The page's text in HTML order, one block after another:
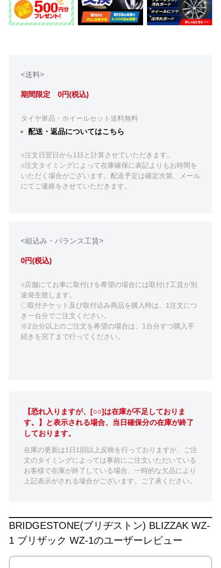
<送料>
期間限定 0円(税込)
タイヤ単品・ホイールセット送料無料
配送・返品についてはこちら
○注文日翌日から1日と計算させていただきます。
○注文タイミングによって在庫確保に表記よりもお時間を
いただく場合がございます。配送予定は確定次第、メール
にてご連絡をさせていただきます。
<組込み・バランス工賃>
0円(税込)
○店舗にてお車に取付けを希望の場合には取付け工賃が別
途発生致します。
〇取付チケット及び取付込み商品を購入時は、1注文につ
き一台分でご注文ください。
※2台分以上のご注文を希望の場合は、1台分ずつ購入手
続きを完了まで行ってください。
【恐れ入りますが、[○○]は在庫が不足しておりま
す。】と表示される場合、当日確保分の在庫が終了
しております。
在庫の更新は1日1回以上反映を行っておりますが、ご注
文のタイミングによっては事前にご注文いただいている
お客様で在庫が終了している場合、一時的な欠品により
上記表示がされる場合がございます。ご了承ください。
BRIDGESTONE(ブリヂストン) BLIZZAK WZ-
1 ブリザック WZ-1のユーザーレビュー